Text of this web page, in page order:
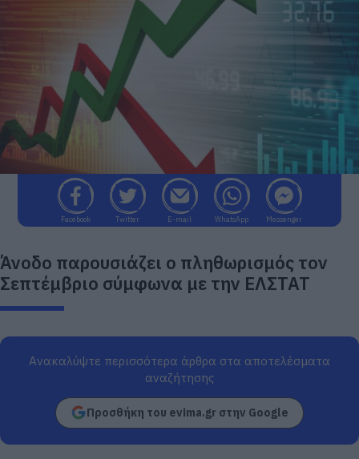
Facebook Twitter E-mail WhatsApp Messenger
Άνοδο παρουσιάζει ο πληθωρισμός τον
Σεπτέμβριο σύμφωνα με την ΕΛΣΤΑΤ
Ανακαλύψτε περισσότερα άρθρα στα αποτελέσματα
αναζήτησης
Προσθήκη του evima.gr στην Google